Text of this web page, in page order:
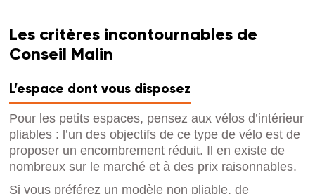
Les critères incontournables de
Conseil Malin
L’espace dont vous disposez
Pour les petits espaces, pensez aux vélos d’intérieur
pliables : l’un des objectifs de ce type de vélo est de
proposer un encombrement réduit. Il en existe de
nombreux sur le marché et à des prix raisonnables.
Si vous préférez un modèle non pliable, de